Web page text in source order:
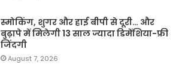
स्मोकिंग, शुगर और हाई बीपी से दूरी… और
बुढ़ापे में मिलेगी 13 साल ज्यादा डिमेंशिया-फ्री
जिंदगी
August 7, 2026